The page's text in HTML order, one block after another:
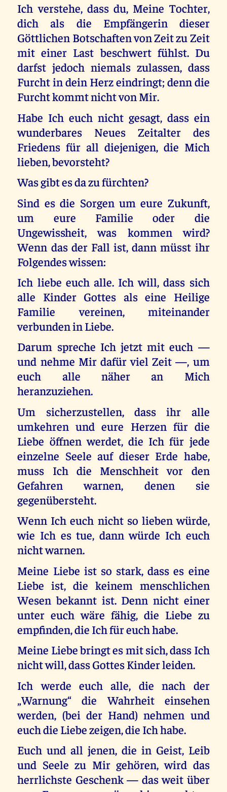
Ich verstehe, dass du, Meine Tochter,
dich als die Empfängerin dieser
Göttlichen Botschaften von Zeit zu Zeit
mit einer Last beschwert fühlst. Du
darfst jedoch niemals zulassen, dass
Furcht in dein Herz eindringt; denn die
Furcht kommt nicht von Mir.
Habe Ich euch nicht gesagt, dass ein
wunderbares Neues Zeitalter des
Friedens für all diejenigen, die Mich
lieben, bevorsteht?
Was gibt es da zu fürchten?
Sind es die Sorgen um eure Zukunft,
um eure Familie oder die
Ungewissheit, was kommen wird?
Wenn das der Fall ist, dann müsst ihr
Folgendes wissen:
Ich liebe euch alle. Ich will, dass sich
alle Kinder Gottes als eine Heilige
Familie vereinen, miteinander
verbunden in Liebe.
Darum spreche Ich jetzt mit euch —
und nehme Mir dafür viel Zeit —, um
euch alle näher an Mich
heranzuziehen.
Um sicherzustellen, dass ihr alle
umkehren und eure Herzen für die
Liebe öffnen werdet, die Ich für jede
einzelne Seele auf dieser Erde habe,
muss Ich die Menschheit vor den
Gefahren warnen, denen sie
gegenübersteht.
Wenn Ich euch nicht so lieben würde,
wie Ich es tue, dann würde Ich euch
nicht warnen.
Meine Liebe ist so stark, dass es eine
Liebe ist, die keinem menschlichen
Wesen bekannt ist. Denn nicht einer
unter euch wäre fähig, die Liebe zu
empfinden, die Ich für euch habe.
Meine Liebe bringt es mit sich, dass Ich
nicht will, dass Gottes Kinder leiden.
Ich werde euch alle, die nach der
„Warnung“ die Wahrheit einsehen
werden, (bei der Hand) nehmen und
euch die Liebe zeigen, die Ich habe.
Euch und all jenen, die in Geist, Leib
und Seele zu Mir gehören, wird das
herrlichste Geschenk — das weit über